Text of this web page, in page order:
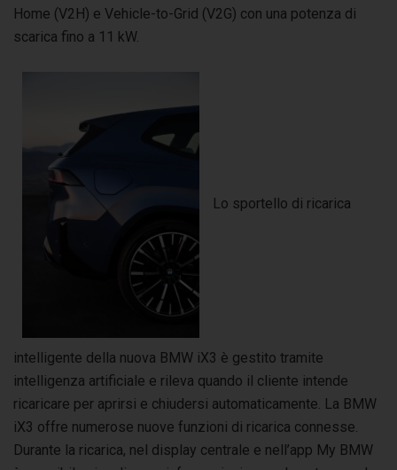
Home (V2H) e Vehicle-to-Grid (V2G) con una potenza di
scarica fino a 11 kW.
Lo sportello di ricarica
intelligente della nuova BMW iX3 è gestito tramite
intelligenza artificiale e rileva quando il cliente intende
ricaricare per aprirsi e chiudersi automaticamente. La BMW
iX3 offre numerose nuove funzioni di ricarica connesse.
Durante la ricarica, nel display centrale e nell’app My BMW